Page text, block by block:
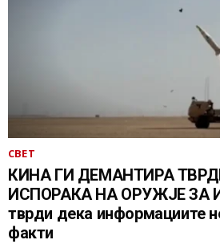
СВЕТ
КИНА ГИ ДЕМАНТИРА
ИСПОРАКА НА ОРУЖЈЕ ЗА
тврди дека информациите
факти